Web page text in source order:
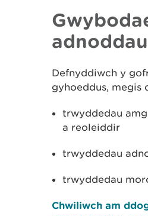
Defnyddiwch y
gyhoeddus, megis
trwyddedau
a reoleiddir
trwyddedau
trwyddedau
​Chwiliwch am